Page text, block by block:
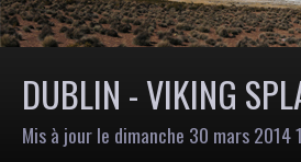
DUBLIN - VIKING
Mis à jour le dimanche 30 mars 2014